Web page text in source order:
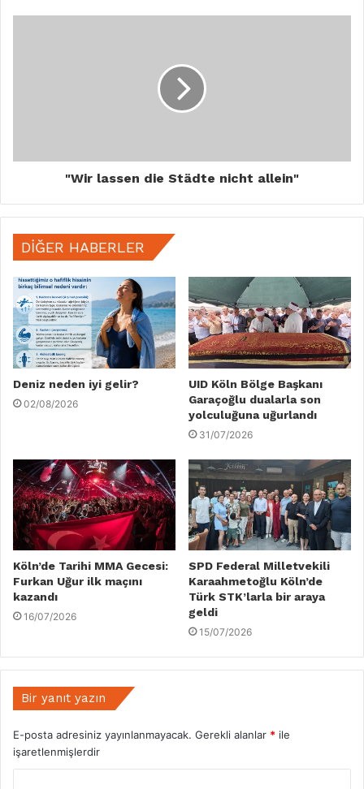
"Wir lassen die Städte nicht allein"
DIĞER HABERLER
Deniz neden iyi gelir?
02/08/2026
UID Köln Bölge Başkanı
Garaçoğlu dualarla son
yolculuğuna uğurlandı
31/07/2026
Köln’de Tarihi MMA Gecesi:
Furkan Uğur ilk maçını
kazandı
16/07/2026
SPD Federal Milletvekili
Karaahmetoğlu Köln’de
Türk STK’larla bir araya
geldi
15/07/2026
Bir yanıt yazın
E-posta adresiniz yayınlanmayacak. Gerekli alanlar * ile
işaretlenmişlerdir